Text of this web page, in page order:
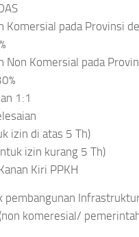
Komersial pada Provinsi
Non Komersial pada
1:1
izin di atas 5 Th)
izin kurang 5 Th)
Kiri PPKH
pembangunan
komeresial/